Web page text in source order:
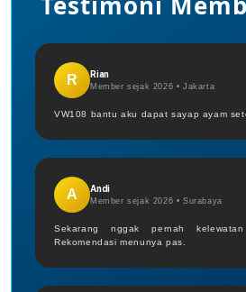
R Rian
Member sejak 2026 • Jakarta
VW108 bantu aku dapat sayap ayam
A Andi
Member sejak 2026 • Surabaya
Sekarang nggak pernah
Rekomendasi menunya pas.